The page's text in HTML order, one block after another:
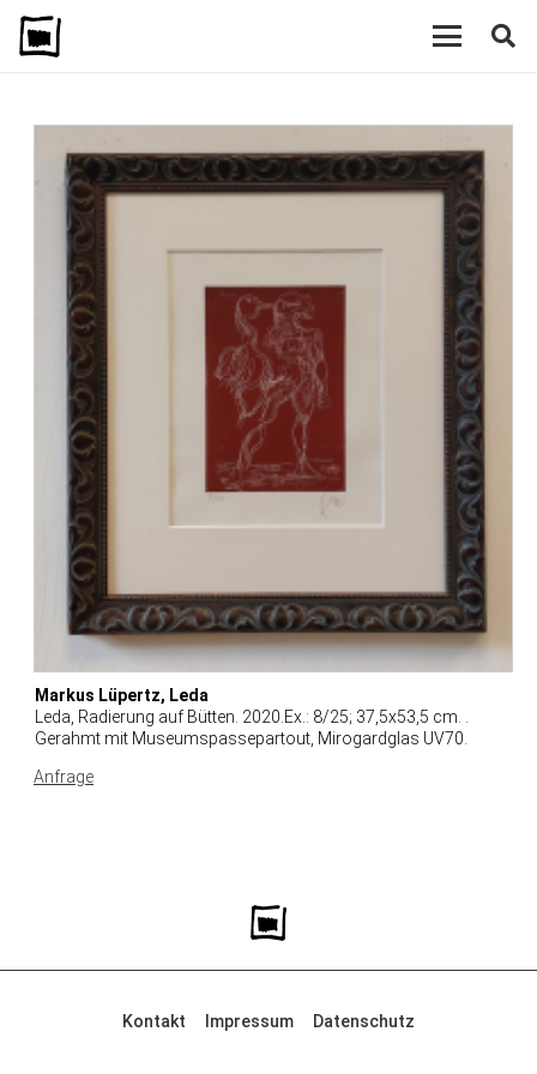
Markus Lüpertz, Leda
Leda, Radierung auf Bütten. 2020.Ex.: 8/25; 37,5x53,5 cm. .
Gerahmt mit Museumspassepartout, Mirogardglas UV70.
Anfrage
Kontakt Impressum Datenschutz